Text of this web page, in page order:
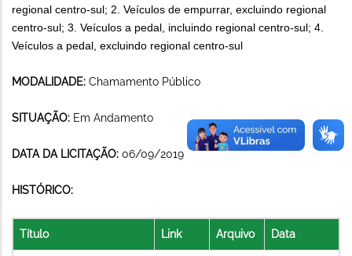
regional centro-sul; 2. Veículos de empurrar, excluindo regional
centro-sul; 3. Veículos a pedal, incluindo regional centro-sul; 4.
Veículos a pedal, excluindo regional centro-sul
MODALIDADE: Chamamento Público
SITUAÇÃO: Em Andamento
DATA DA LICITAÇÃO: 06/09/2019
HISTÓRICO:
Título Link Arquivo Data